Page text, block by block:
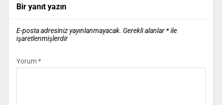
Bir yanıt yazın
E-posta adresiniz yayınlanmayacak. Gerekli alanlar *ile
işaretlenmişlerdir
Yorum*